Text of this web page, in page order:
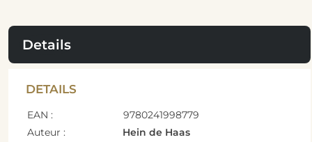
Details
DETAILS
EAN :
9780241998779
Auteur :
Hein de Haas